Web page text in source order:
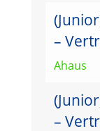
–
Ahaus
–